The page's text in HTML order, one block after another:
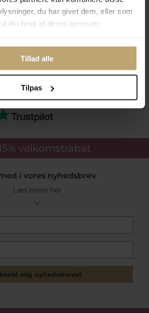
du har givet dem, eller som
din brug af deres tjenester.
Tillad alle
Tilpas
Handel
velkomstrabat
i vores nyhedsbrev
Læs mere her
mig nyhedsbrevet